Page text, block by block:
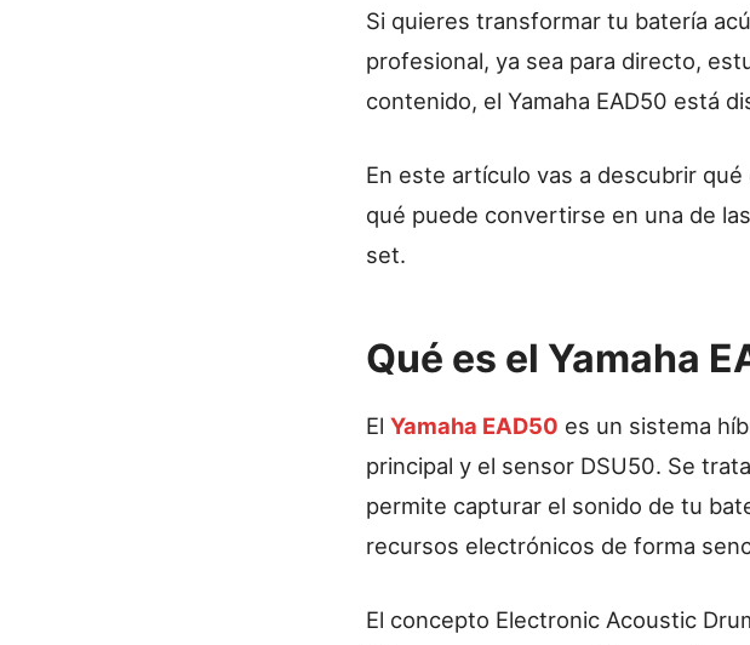
Si quieres transformar tu batería
profesional, ya sea para directo,
contenido, el Yamaha EAD50 está
En este artículo vas a descubrir
qué puede convertirse en una de
set.
Qué es el Yamaha
El Yamaha EAD50 es un sistema
principal y el sensor DSU50. Se
permite capturar el sonido de tu
recursos electrónicos de forma
El concepto Electronic Acoustic